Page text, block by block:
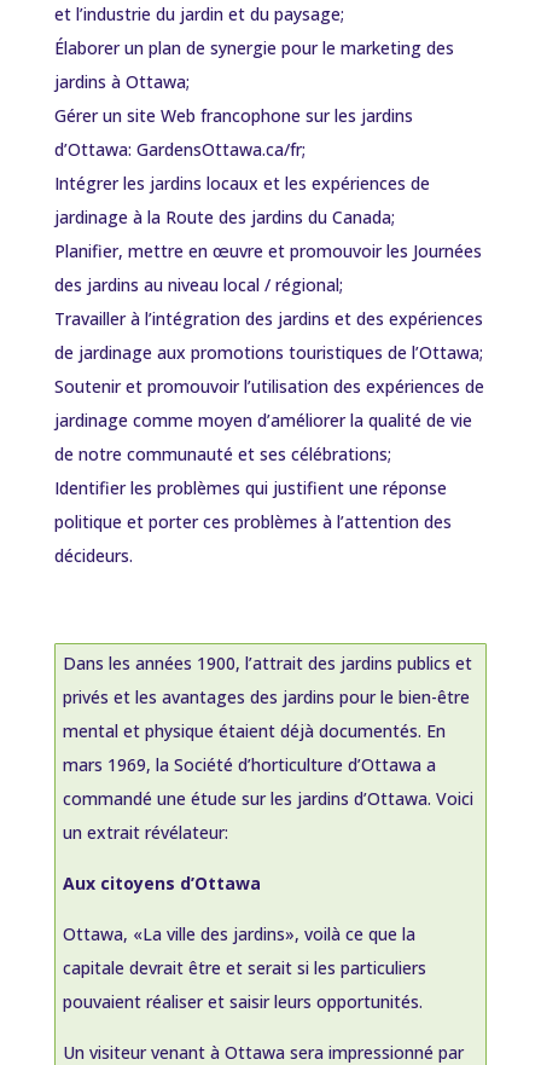
et l’industrie du jardin et du paysage;
Élaborer un plan de synergie pour le marketing des
jardins à Ottawa;
Gérer un site Web francophone sur les jardins
d’Ottawa: GardensOttawa.ca/fr;
Intégrer les jardins locaux et les expériences de
jardinage à la Route des jardins du Canada;
Planifier, mettre en œuvre et promouvoir les Journées
des jardins au niveau local / régional;
Travailler à l’intégration des jardins et des expériences
de jardinage aux promotions touristiques de l’Ottawa;
Soutenir et promouvoir l’utilisation des expériences de
jardinage comme moyen d’améliorer la qualité de vie
de notre communauté et ses célébrations;
Identifier les problèmes qui justifient une réponse
politique et porter ces problèmes à l’attention des
décideurs.
Dans les années 1900, l’attrait des jardins publics et
privés et les avantages des jardins pour le bien-être
mental et physique étaient déjà documentés. En
mars 1969, la Société d’horticulture d’Ottawa a
commandé une étude sur les jardins d’Ottawa. Voici
un extrait révélateur:
Aux citoyens d’Ottawa
Ottawa, «La ville des jardins», voilà ce que la
capitale devrait être et serait si les particuliers
pouvaient réaliser et saisir leurs opportunités.
Un visiteur venant à Ottawa sera impressionné par